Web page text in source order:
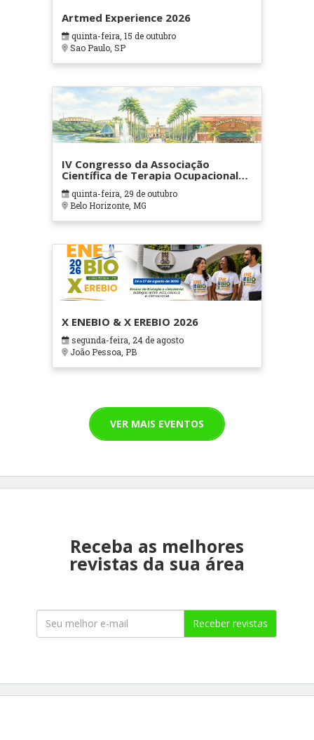
Artmed Experience 2026
quinta-feira, 15 de outubro
Sao Paulo, SP
IV Congresso da Associação
Científica de Terapia Ocupacional
em Contextos Hospitalares e
Cuidados Paliativos - ATOHOSP
quinta-feira, 29 de outubro
Belo Horizonte, MG
X ENEBIO & X EREBIO 2026
segunda-feira, 24 de agosto
João Pessoa, PB
VER MAIS EVENTOS
Receba as melhores
revistas da sua área
Receber revistas